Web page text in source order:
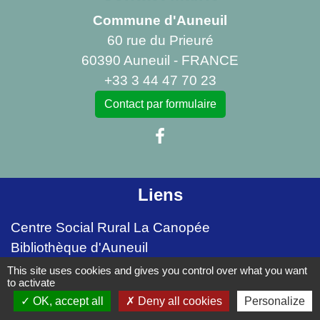
Commune d'Auneuil
60 rue du Prieuré
60390 Auneuil - FRANCE
+33 3 44 47 70 23
Contact par formulaire
Liens
Centre Social Rural La Canopée
Bibliothèque d'Auneuil
Mentions légales
Accessibilité - Plan du site -
This site uses cookies and gives you control over what you want
to activate
OK, accept all
Deny all cookies Personalize